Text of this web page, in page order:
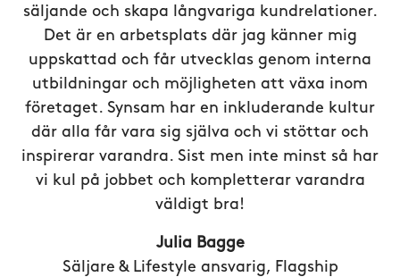
säljande och skapa långvariga kundrelationer.
Det är en arbetsplats där jag känner mig
uppskattad och får utvecklas genom interna
utbildningar och möjligheten att växa inom
företaget. Synsam har en inkluderande kultur
där alla får vara sig själva och vi stöttar och
inspirerar varandra. Sist men inte minst så har
vi kul på jobbet och kompletterar varandra
väldigt bra!
Julia Bagge
Säljare & Lifestyle ansvarig, Flagship